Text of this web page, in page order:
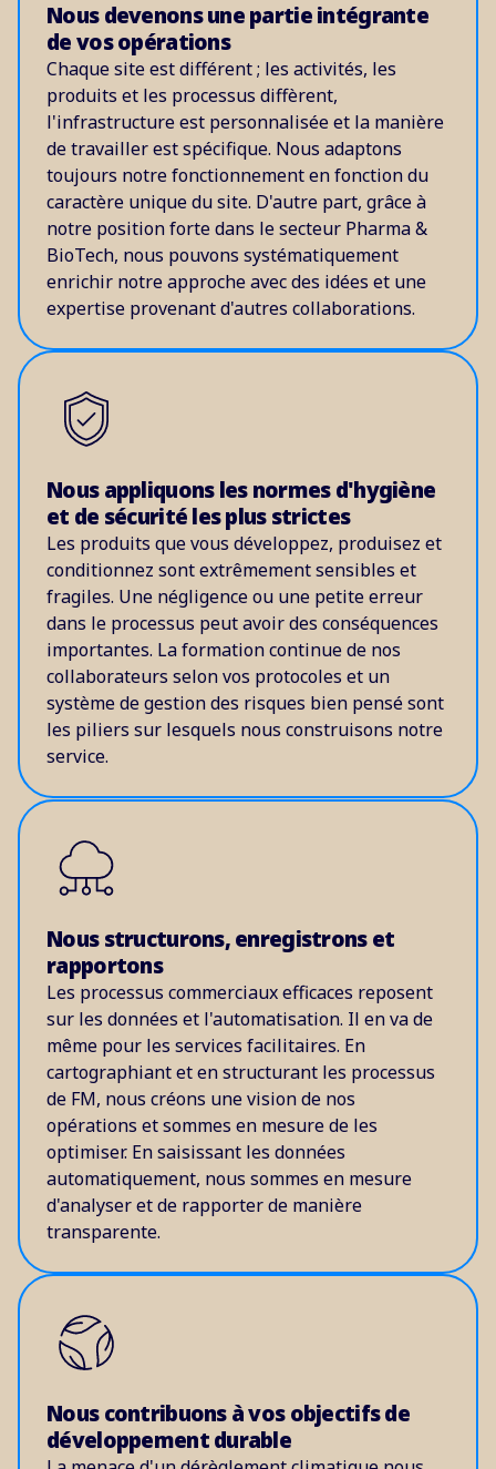
Nous devenons une partie intégrante
de vos opérations
Chaque site est différent ; les activités, les
produits et les processus diffèrent,
l'infrastructure est personnalisée et la manière
de travailler est spécifique. Nous adaptons
toujours notre fonctionnement en fonction du
caractère unique du site. D'autre part, grâce à
notre position forte dans le secteur Pharma &
BioTech, nous pouvons systématiquement
enrichir notre approche avec des idées et une
expertise provenant d'autres collaborations.
Nous appliquons les normes d'hygiène
et de sécurité les plus strictes
Les produits que vous développez, produisez et
conditionnez sont extrêmement sensibles et
fragiles. Une négligence ou une petite erreur
dans le processus peut avoir des conséquences
importantes. La formation continue de nos
collaborateurs selon vos protocoles et un
système de gestion des risques bien pensé sont
les piliers sur lesquels nous construisons notre
service.
Nous structurons, enregistrons et
rapportons
Les processus commerciaux efficaces reposent
sur les données et l'automatisation. Il en va de
même pour les services facilitaires. En
cartographiant et en structurant les processus
de FM, nous créons une vision de nos
opérations et sommes en mesure de les
optimiser. En saisissant les données
automatiquement, nous sommes en mesure
d'analyser et de rapporter de manière
transparente.
Nous contribuons à vos objectifs de
développement durable